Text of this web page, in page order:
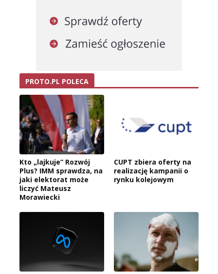
PROTO.PL POLECA
Kto „lajkuje” Rozwój
Plus? IMM sprawdza, na
jaki elektorat może
liczyć Mateusz
Morawiecki
CUPT zbiera oferty na
realizację kampanii o
rynku kolejowym